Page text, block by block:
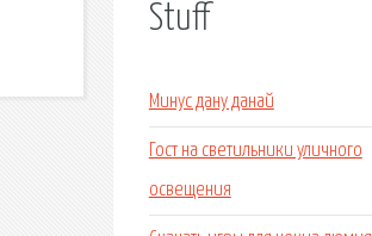
Stuff
Минус дану данай
Гост на светильники уличного
освещения